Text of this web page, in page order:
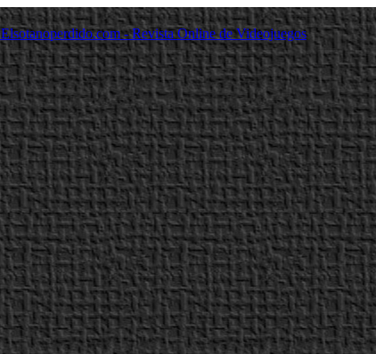
Elsotanoperdido.com - Revista Online de Videojuegos